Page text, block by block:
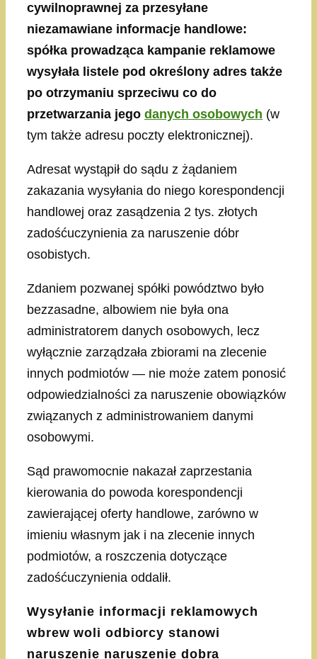
cywilnoprawnej za przesyłane
niezamawiane informacje handlowe:
spółka prowadząca kampanie reklamowe
wysyłała listele pod określony adres także
po otrzymaniu sprzeciwu co do
przetwarzania jego danych osobowych (w
tym także adresu poczty elektronicznej).
Adresat wystąpił do sądu z żądaniem
zakazania wysyłania do niego korespondencji
handlowej oraz zasądzenia 2 tys. złotych
zadośćuczynienia za naruszenie dóbr
osobistych.
Zdaniem pozwanej spółki powództwo było
bezzasadne, albowiem nie była ona
administratorem danych osobowych, lecz
wyłącznie zarządzała zbiorami na zlecenie
innych podmiotów — nie może zatem ponosić
odpowiedzialności za naruszenie obowiązków
związanych z administrowaniem danymi
osobowymi.
Sąd prawomocnie nakazał zaprzestania
kierowania do powoda korespondencji
zawierającej oferty handlowe, zarówno w
imieniu własnym jak i na zlecenie innych
podmiotów, a roszczenia dotyczące
zadośćuczynienia oddalił.
Wysyłanie informacji reklamowych
wbrew woli odbiorcy stanowi
naruszenie naruszenie dobra